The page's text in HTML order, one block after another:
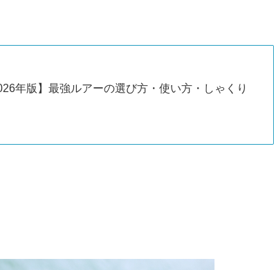
年版】最強ルアーの選び方・使い方・しゃくり